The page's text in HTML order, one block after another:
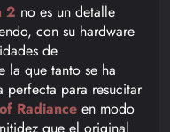
2 no es un detalle
con su hardware
de
la que tanto se ha
perfecta para resucitar
Radiance en modo
que el original